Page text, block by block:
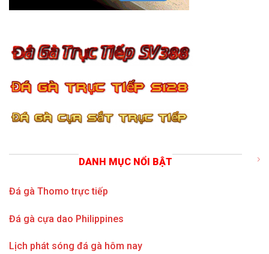
DANH MỤC NỔI BẬT
Đá gà Thomo trực tiếp
Đá gà cựa dao Philippines
Lịch phát sóng đá gà hôm nay